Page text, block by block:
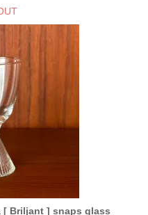
[ Briljant ] snaps glass